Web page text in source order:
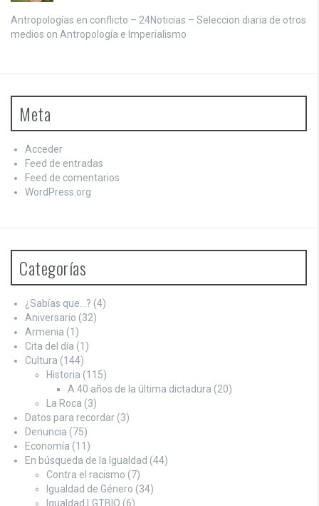
Antropologías en conflicto – 24Noticias – Seleccion diaria de otros
medios on Antropología e Imperialismo
Meta
Acceder
Feed de entradas
Feed de comentarios
WordPress.org
Categorías
¿Sabías que…? (4)
Aniversario (32)
Armenia (1)
Cita del día (1)
Cultura (144)
Historia (115)
A 40 años de la última dictadura (20)
La Roca (3)
Datos para recordar (3)
Denuncia (75)
Economía (11)
En búsqueda de la Igualdad (44)
Contra el racismo (7)
Igualdad de Género (34)
Igualdad LGTBIQ (6)